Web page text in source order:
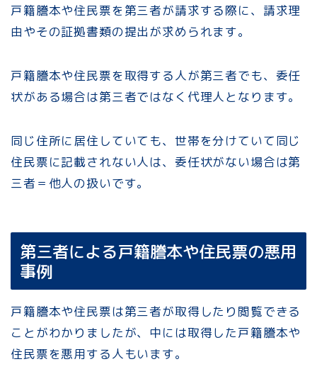
戸籍謄本や住民票を第三者が請求する際に、請求理
由やその証拠書類の提出が求められます。
戸籍謄本や住民票を取得する人が第三者でも、委任
状がある場合は第三者ではなく代理人となります。
同じ住所に居住していても、世帯を分けていて同じ
住民票に記載されない人は、委任状がない場合は第
三者＝他人の扱いです。
第三者による戸籍謄本や住民票の悪用
事例
戸籍謄本や住民票は第三者が取得したり閲覧できる
ことがわかりましたが、中には取得した戸籍謄本や
住民票を悪用する人もいます。